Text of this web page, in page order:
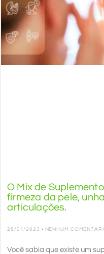
O Mix de
firmeza da pele,
articulações.
28/01/2023 NENHUM
Você sabia que existe um